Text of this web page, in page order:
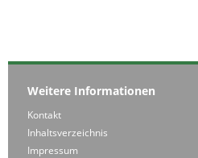
Weitere Informationen
Kontakt
Inhaltsverzeichnis
Impressum